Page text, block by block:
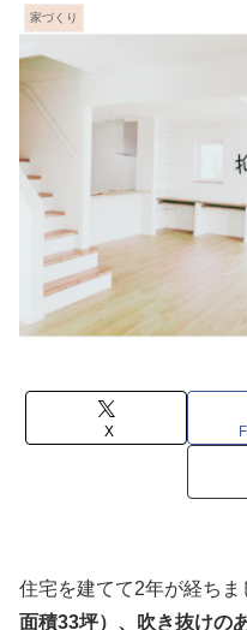
家づくり
X
住宅を建てて2年が経ちま
面積33坪）、吹き抜けのあ